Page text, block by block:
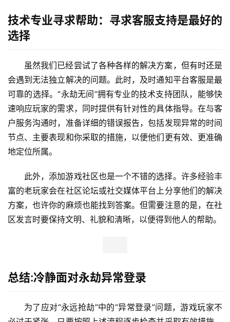
技术专业寻求帮助：寻求客服支持是最好的
选择
虽然我们已经尝试了各种各样的解决方案，但有时还是
会遇到无法独立解决的问题。此时，及时通知平台客服是最
可靠的选择。“永劫无间”拥有专业的技术支持团队，能够快
速响应玩家的需求，同时提供有针对性的具体指导。在与客
户服务沟通时，准备详细的错误报告，包括发现异常的时间
节点、主要表现和你采取的措施，以便他们更有效、更准确
地定位所属。
此外，添加游戏社区也是一个不错的选择。许多经验丰
富的老玩家会在社区论坛或社交媒体平台上分享他们的解决
方案，也许你的麻烦也能找到答案。但需要注意的是，在社
区发言时要保持文明、礼貌和清晰，以便得到他人的帮助。
总结:冷静面对永劫异常登录
为了应对“永远抢劫”中的“异常登录”问题，游戏玩家不